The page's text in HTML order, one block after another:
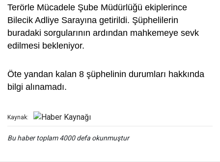
Terörle Mücadele Şube Müdürlüğü ekiplerince
Bilecik Adliye Sarayına getirildi. Şüphelilerin
buradaki sorgularının ardından mahkemeye sevk
edilmesi bekleniyor.
Öte yandan kalan 8 şüphelinin durumları hakkında
bilgi alınamadı.
Kaynak:
Bu haber toplam 4000 defa okunmuştur